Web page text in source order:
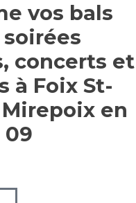
vos bals
concerts et
à Foix St-
en
09